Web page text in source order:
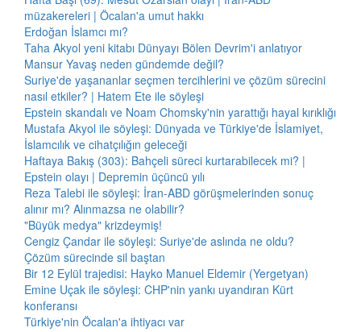
müzakereleri | Öcalan'a umut hakkı
Erdoğan İslamcı mı?
Taha Akyol yeni kitabı Dünyayı Bölen Devrim'i anlatıyor
Mansur Yavaş neden gündemde değil?
Suriye'de yaşananlar seçmen tercihlerini ve çözüm sürecini
nasıl etkiler? | Hatem Ete ile söyleşi
Epstein skandalı ve Noam Chomsky'nin yarattığı hayal kırıklığı
Mustafa Akyol ile söyleşi: Dünyada ve Türkiye'de İslamiyet,
İslamcılık ve cihatçılığın geleceği
Haftaya Bakış (303): Bahçeli süreci kurtarabilecek mi? |
Epstein olayı | Depremin üçüncü yılı
Reza Talebi ile söyleşi: İran-ABD görüşmelerinden sonuç
alınır mı? Alınmazsa ne olabilir?
"Büyük medya" krizdeymiş!
Cengiz Çandar ile söyleşi: Suriye'de aslında ne oldu?
Çözüm sürecinde sil baştan
Bir 12 Eylül trajedisi: Hayko Manuel Eldemir (Yergetyan)
Emine Uçak ile söyleşi: CHP'nin yankı uyandıran Kürt
konferansı
Türkiye'nin Öcalan'a ihtiyacı var